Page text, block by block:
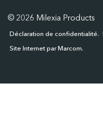
© 2026 Milexia Products
Déclaration de confidentialité
Site Internet par Marcom